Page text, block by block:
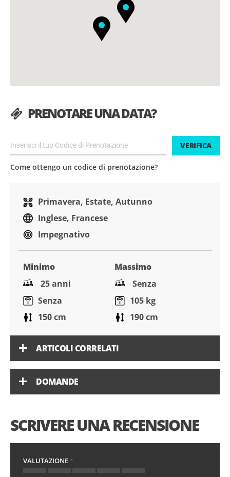
PRENOTARE UNA DATA?
VERIFICA
Come ottengo un codice di prenotazione?
Primavera, Estate, Autunno
Inglese, Francese
Impegnativo
Minimo
Massimo
25 anni
Senza
Senza
105 kg
150 cm
190 cm
ARTICOLI CORRELATI
DOMANDE
SCRIVERE UNA RECENSIONE
VALUTAZIONE